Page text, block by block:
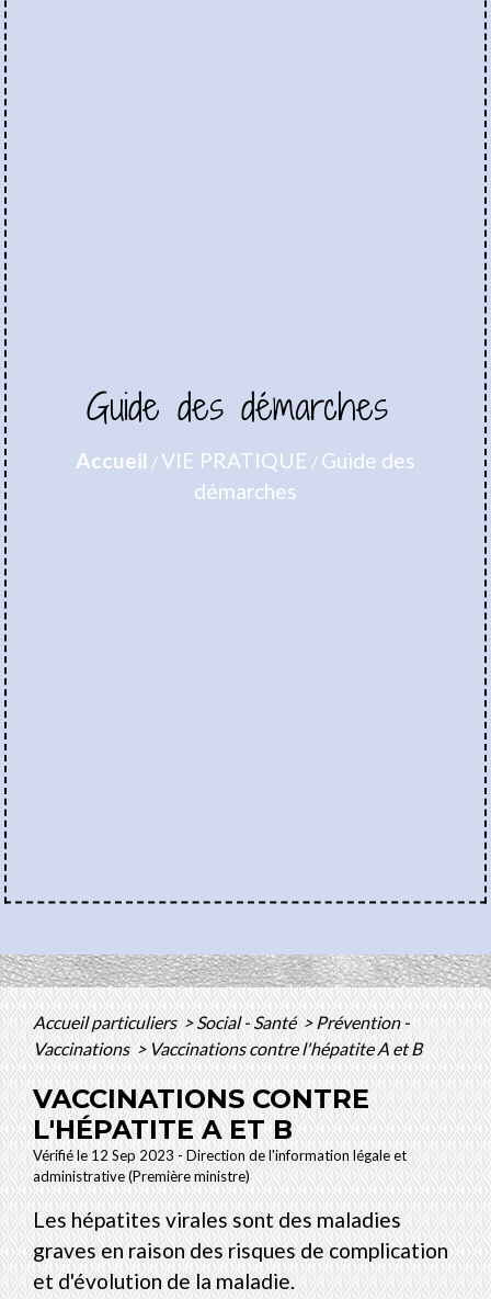
Guide des démarches
Accueil /VIE PRATIQUE / Guide des
démarches
Accueil particuliers>Social - Santé> Prévention -
Vaccinations> Vaccinations contre l'hépatite A et B
VACCINATIONS CONTRE
L'HÉPATITE A ET B
Vérifié le 12 Sep 2023 - Direction de l'information légale et
administrative (Première ministre)
Les hépatites virales sont des maladies
graves en raison des risques de complication
et d'évolution de la maladie.